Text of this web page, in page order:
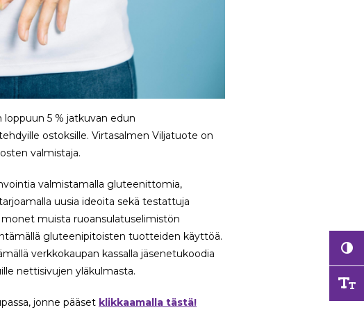
5 % jatkuvan edun
ostoksille. Virtasalmen Viljatuote on
valmistaja.
valmistamalla gluteenittomia,
uusia ideoita sekä testattuja
muista ruoansulatuselimistön
gluteenipitoisten tuotteiden käyttöä.
verkkokaupan kassalla jäsenetukoodia
nettisivujen yläkulmasta.
jonne pääset klikkaamalla tästä!